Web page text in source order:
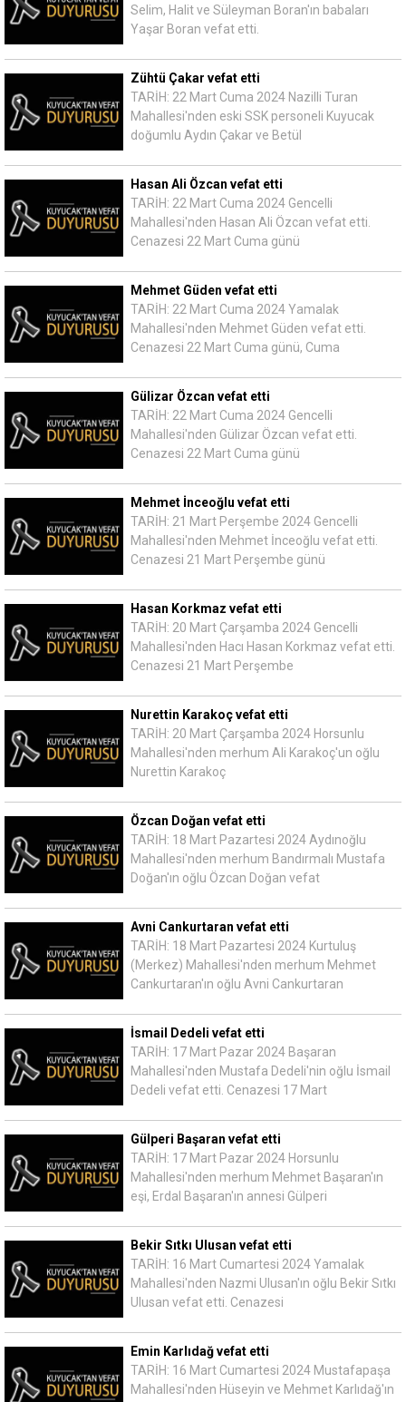
Selim, Halit ve Süleyman Boran'ın babaları
Yaşar Boran vefat etti.
Zühtü Çakar vefat etti
TARİH: 22 Mart Cuma 2024 Nazilli Turan
Mahallesi'nden eski SSK personeli Kuyucak
doğumlu Aydın Çakar ve Betül
Hasan Ali Özcan vefat etti
TARİH: 22 Mart Cuma 2024 Gencelli
Mahallesi'nden Hasan Ali Özcan vefat etti.
Cenazesi 22 Mart Cuma günü
Mehmet Güden vefat etti
TARİH: 22 Mart Cuma 2024 Yamalak
Mahallesi'nden Mehmet Güden vefat etti.
Cenazesi 22 Mart Cuma günü, Cuma
Gülizar Özcan vefat etti
TARİH: 22 Mart Cuma 2024 Gencelli
Mahallesi'nden Gülizar Özcan vefat etti.
Cenazesi 22 Mart Cuma günü
Mehmet İnceoğlu vefat etti
TARİH: 21 Mart Perşembe 2024 Gencelli
Mahallesi'nden Mehmet İnceoğlu vefat etti.
Cenazesi 21 Mart Perşembe günü
Hasan Korkmaz vefat etti
TARİH: 20 Mart Çarşamba 2024 Gencelli
Mahallesi'nden Hacı Hasan Korkmaz vefat etti.
Cenazesi 21 Mart Perşembe
Nurettin Karakoç vefat etti
TARİH: 20 Mart Çarşamba 2024 Horsunlu
Mahallesi'nden merhum Ali Karakoç'un oğlu
Nurettin Karakoç
Özcan Doğan vefat etti
TARİH: 18 Mart Pazartesi 2024 Aydınoğlu
Mahallesi'nden merhum Bandırmalı Mustafa
Doğan'ın oğlu Özcan Doğan vefat
Avni Cankurtaran vefat etti
TARİH: 18 Mart Pazartesi 2024 Kurtuluş
(Merkez) Mahallesi'nden merhum Mehmet
Cankurtaran'ın oğlu Avni Cankurtaran
İsmail Dedeli vefat etti
TARİH: 17 Mart Pazar 2024 Başaran
Mahallesi'nden Mustafa Dedeli'nin oğlu İsmail
Dedeli vefat etti. Cenazesi 17 Mart
Gülperi Başaran vefat etti
TARİH: 17 Mart Pazar 2024 Horsunlu
Mahallesi'nden merhum Mehmet Başaran'ın
eşi, Erdal Başaran'ın annesi Gülperi
Bekir Sıtkı Ulusan vefat etti
TARİH: 16 Mart Cumartesi 2024 Yamalak
Mahallesi'nden Nazmi Ulusan'ın oğlu Bekir Sıtkı
Ulusan vefat etti. Cenazesi
Emin Karlıdağ vefat etti
TARİH: 16 Mart Cumartesi 2024 Mustafapaşa
Mahallesi'nden Hüseyin ve Mehmet Karlıdağ'ın